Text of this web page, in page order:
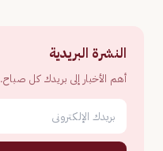
النشرة البريدية
أهم الأخبار إلى بريدك كل صباح.